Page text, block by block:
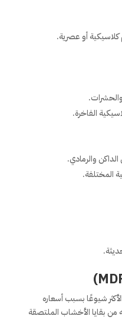
أو عصرية.
الفاخرة.
الداكن والرمادي.
المختلفة.
شيوعًا بسبب أسعاره
من بقايا الأخشاب الملتصقة